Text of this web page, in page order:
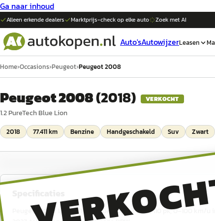
Ga naar inhoud
Alleen erkende dealers Marktprijs-check op elkeauto Zoek met AI
Auto'sAutowijzerLeasen
Home›Occasions›Peugeot›Peugeot 2008
Peugeot 2008(2018) VERKOCHT
1.2 PureTech Blue Lion
2018 77.411 km Benzine Handgeschakeld Suv Zwart
Peugeot 2008 1.2 PureTech Blue Lion uit 2018, 110 pk, 0–100